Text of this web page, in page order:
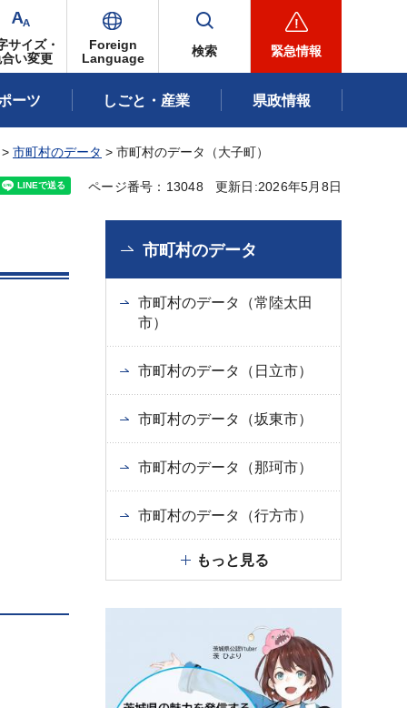
サイズ・
い変更
Foreign
Language
検索 緊急情報
ーツ しごと・産業 県政情報
市町村のデータ > 市町村のデータ（大子町）
ページ番号：13048 更新日:2026年5月8日
市町村のデータ
市町村のデータ（常陸太田
市）
市町村のデータ（日立市）
市町村のデータ（坂東市）
市町村のデータ（那珂市）
市町村のデータ（行方市）
もっと見る